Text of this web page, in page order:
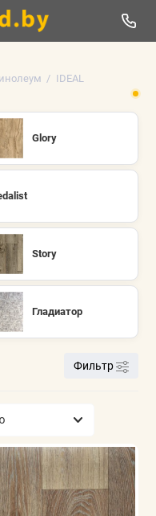
IDEAL
Glory
Story
Гладиатор
Фильтр